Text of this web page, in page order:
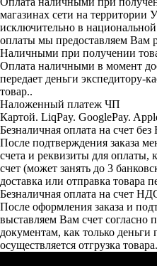
магазинах сети на территории
исключительно в
оплаты мы предоставляем Вам
Наличными при получении
Оплата наличными в момент
передает деньги экспедитору-
товар..
Наложенный платеж ЧП
Картой. LiqPay. GooglePay.
Безналичная оплата на счет
После подтверждения заказа
счета и реквизиты для оплаты,
счет (может занять до 3
доставка или отправка товара
Безналичная оплата на счет
После оформления заказа и
выставляем Вам счет согласно
документам, как только деньги
осуществляется отгрузка